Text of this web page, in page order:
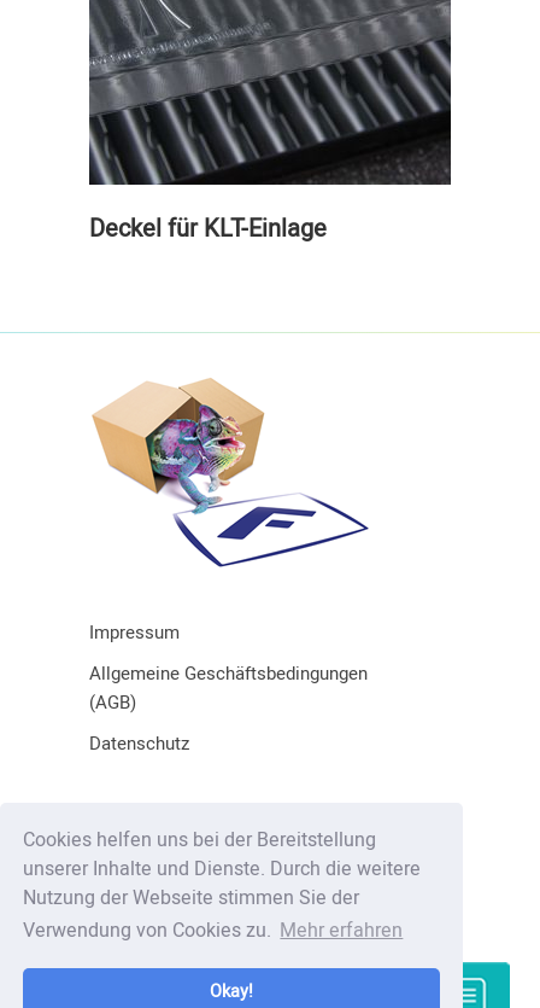
Cookies helfen uns bei der Bereitstellung
unserer Inhalte und Dienste. Durch die weitere
Nutzung der Webseite stimmen Sie der
Verwendung von Cookies zu. Mehr erfahren
Okay!
Deckel für KLT-Einlage
Impressum
Allgemeine Geschäftsbedingungen
(AGB)
Datenschutz
Lauterbrunner Straße 3
86465 Welden
Deutschland
www.fritsch-verpackungen.de
mail@fritsch-verpackungen.de